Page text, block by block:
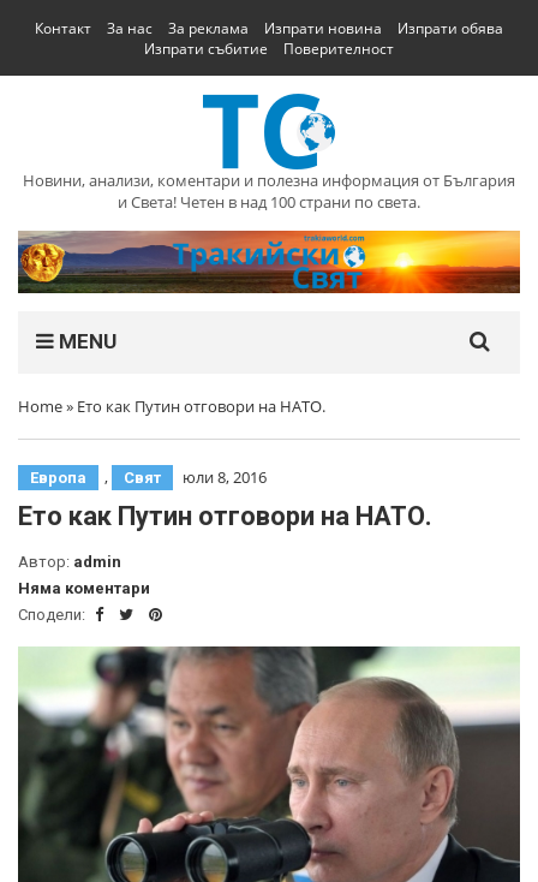
Контакт За нас За реклама Изпрати новина
Изпрати обява
Изпрати събитие
Поверителност
Новини, анализи, коментари и полезна информация от България
и Света! Четен в над 100 страни по света.
MENU
Home» Ето как Путин отговори на НАТО.
Европа , Свят юли 8, 2016
Ето как Путин отговори на НАТО.
Автор: admin
Няма коментари
Сподели: